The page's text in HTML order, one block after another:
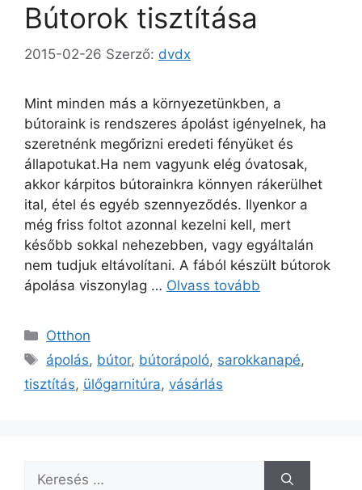
Bútorok tisztítása
2015-02-26 Szerző: dvdx
Mint minden más a környezetünkben, a
bútoraink is rendszeres ápolást igényelnek, ha
szeretnénk megőrizni eredeti fényüket és
állapotukat.Ha nem vagyunk elég óvatosak,
akkor kárpitos bútorainkra könnyen rákerülhet
ital, étel és egyéb szennyeződés. Ilyenkor a
még friss foltot azonnal kezelni kell, mert
később sokkal nehezebben, vagy egyáltalán
nem tudjuk eltávolítani. A fából készült bútorok
ápolása viszonylag … Olvass tovább
Kategória
Otthon
Címkék
ápolás, bútor, bútorápoló, sarokkanapé,
tisztítás, ülőgarnitúra, vásárlás
Keresés: